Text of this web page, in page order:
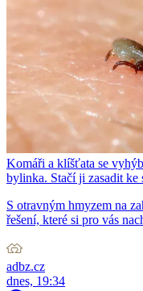
Komáři a klíšťata se
bylinka. Stačí ji zasadit ke
S otravným hmyzem na
řešení, které si pro vás
adbz.cz
dnes, 19:34